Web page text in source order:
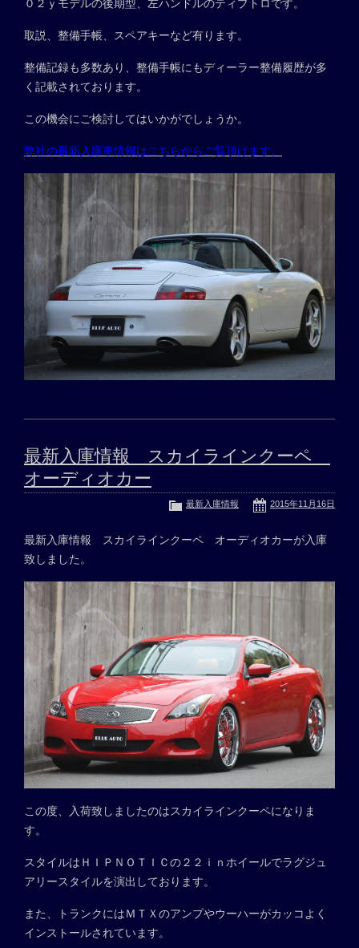
０２ｙモデルの後期型、左ハンドルのティプトロです。
取説、整備手帳、スペアキーなど有ります。
整備記録も多数あり、整備手帳にもディーラー整備履歴が多
く記載されております。
この機会にご検討してはいかがでしょうか。
弊社の最新入庫車情報はこちらからご覧頂けます。
最新入庫情報 スカイラインクーペ
オーディオカー
2015年11月16日
最新入庫情報
最新入庫情報 スカイラインクーペ オーディオカーが入庫
致しました。
この度、入荷致しましたのはスカイラインクーペになりま
す。
スタイルはＨＩＰＮＯＴＩＣの２２ｉｎホイールでラグジュ
アリースタイルを演出しております。
また、トランクにはＭＴＸのアンプやウーハーがカッコよく
インストールされています。